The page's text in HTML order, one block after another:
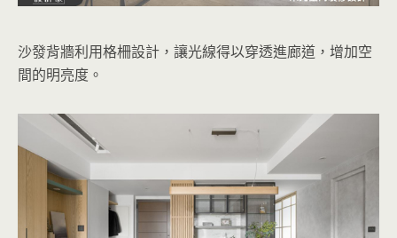
沙發背牆利用格柵設計，讓光線得以穿透進廊道，增加空
間的明亮度。